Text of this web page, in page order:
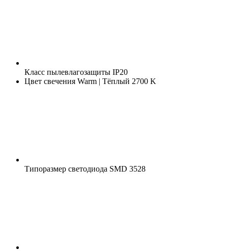
Класс пылевлагозащиты IP20
Цвет свечения Warm | Тёплый 2700 K
Типоразмер светодиода SMD 3528